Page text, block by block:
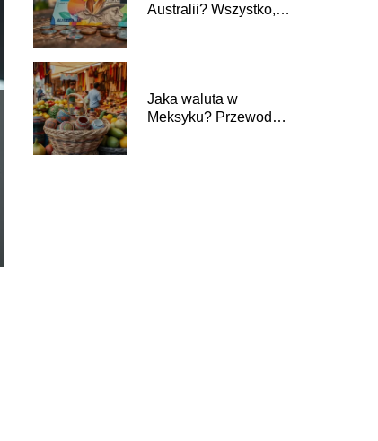
Australii? Wszystko,
Jaka waluta w
Meksyku? Przewodnik